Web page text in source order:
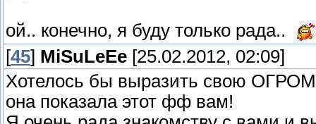
ой.. конечно, я буду только рада..
[45] MiSuLeEe [25.02.2012, 02:09]
Хотелось бы выразить свою
она показала этот фф вам!